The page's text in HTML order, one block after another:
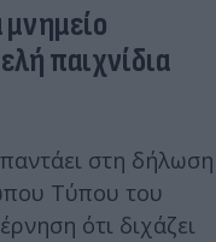
παιχνίδια
στη δήλωση
Τύπου του
ότι διχάζει